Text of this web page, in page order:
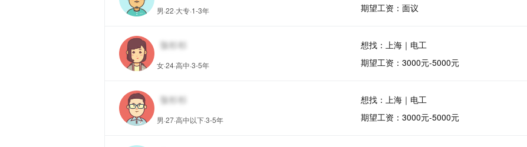
男·22·大专·1-3年
期望工资：面议
女·24·高中·3-5年
想找：上海｜电工
期望工资：3000元-5000元
男·27·高中以下·3-5年
想找：上海｜电工
期望工资：3000元-5000元